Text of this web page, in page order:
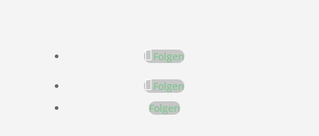
Folgen
Folgen
Folgen